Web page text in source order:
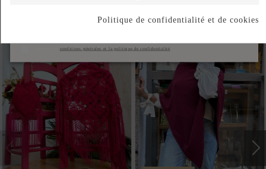
conditions générales et la politique de confidentialité
Politique de confidentialité et de cookies